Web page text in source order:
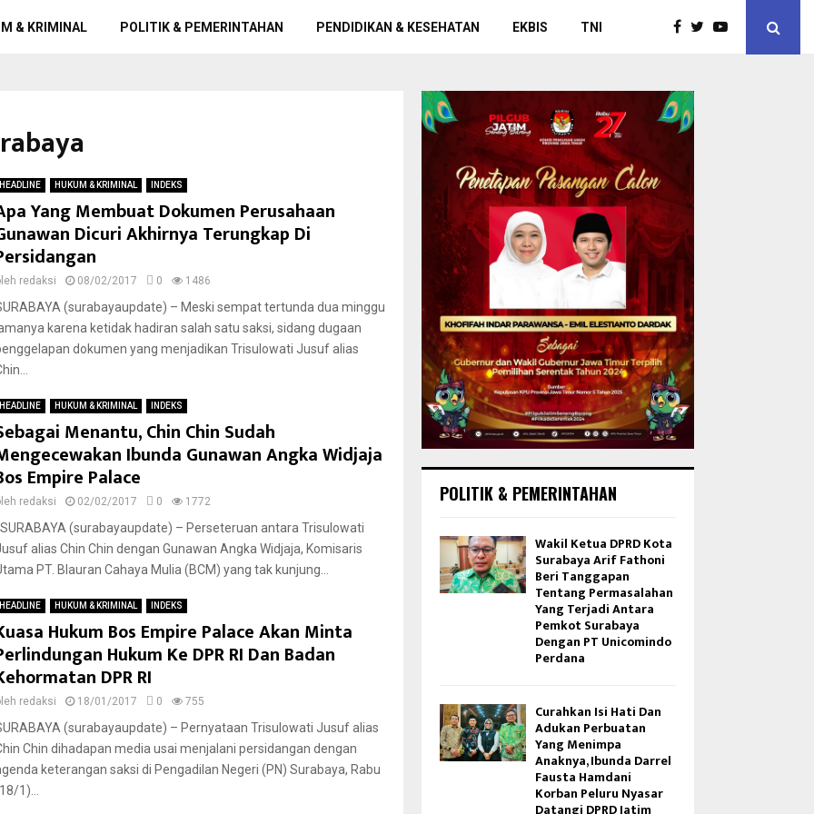
& KRIMINAL POLITIK & PEMERINTAHAN PENDIDIKAN & KESEHATAN EKBIS TNI
HEADLINE HUKUM & KRIMINAL INDEKS
Yang Membuat Dokumen Perusahaan
Dicuri Akhirnya Terungkap Di
redaksi 08/02/2017 0 1486
(surabayaupdate) – Meski sempat tertunda dua minggu
karena ketidak hadiran salah satu saksi, sidang dugaan
dokumen yang menjadikan Trisulowati Jusuf alias
HEADLINE HUKUM & KRIMINAL INDEKS
Menantu, Chin Chin Sudah
Ibunda Gunawan Angka Widjaja
Empire Palace
redaksi 02/02/2017 0 1772
(surabayaupdate) – Perseteruan antara Trisulowati
alias Chin Chin dengan Gunawan Angka Widjaja, Komisaris
PT. Blauran Cahaya Mulia (BCM) yang tak kunjung...
HEADLINE HUKUM & KRIMINAL INDEKS
Hukum Bos Empire Palace Akan Minta
Hukum Ke DPR RI Dan Badan
DPR RI
redaksi 18/01/2017 0 755
(surabayaupdate) – Pernyataan Trisulowati Jusuf alias
Chin dihadapan media usai menjalani persidangan dengan
keterangan saksi di Pengadilan Negeri (PN) Surabaya, Rabu
1)...
POLITIK & PEMERINTAHAN
Wakil Ketua DPRD Kota
Surabaya Arif Fathoni
Beri Tanggapan
Tentang Permasalahan
Yang Terjadi Antara
Pemkot Surabaya
Dengan PT Unicomindo
Perdana
Curahkan Isi Hati Dan
Adukan Perbuatan
Yang Menimpa
Anaknya, Ibunda Darrel
Fausta Hamdani
Korban Peluru Nyasar
Datangi DPRD Jatim